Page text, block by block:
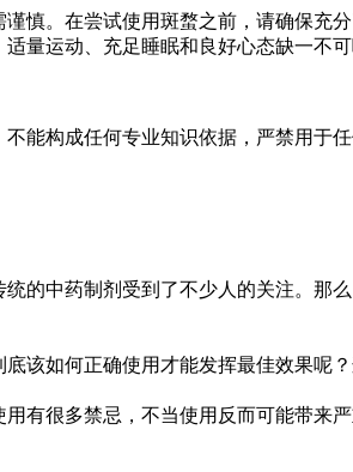
慎。在尝试使用斑蝥之前，请确保充
量运动、充足睡眠和良好心态缺一不
能构成任何专业知识依据，严禁用
的中药制剂受到了不少人的关注。那
该如何正确使用才能发挥最佳效果呢
有很多禁忌，不当使用反而可能带